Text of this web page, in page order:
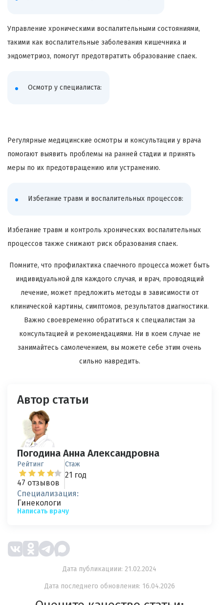
Управление хроническими воспалительными состояниями,
такими как воспалительные заболевания кишечника и
эндометриоз, помогут предотвратить образование спаек.
Осмотр у специалиста:
Регулярные медицинские осмотры и консультации у врача
помогают выявить проблемы на ранней стадии и принять
меры по их предотвращению или устранению.
Избегание травм и воспалительных процессов:
Избегание травм и контроль хронических воспалительных
процессов также снижают риск образования спаек.
Помните, что профилактика спаечного процесса может быть
индивидуальной для каждого случая, и врач, проводящий
лечение, может предложить методы в зависимости от
клинической картины, симптомов, результатов диагностики.
Важно своевременно обратиться к специалистам за
консультацией и рекомендациями. Ни в коем случае не
занимайтесь самолечением, вы можете себе этим очень
сильно навредить.
Автор статьи
Погодина Анна Александровна
Рейтинг
47 отзывов
Стаж
21 год
Специализация:
Гинекологи
Написать врачу
Дата публикациии: 21.02.2024
Дата последнего обновления: 16.04.2026